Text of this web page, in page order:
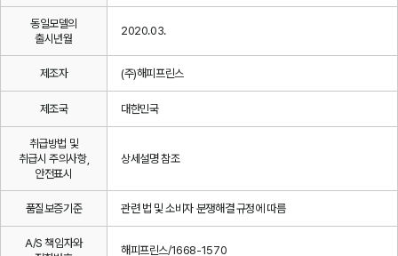
동일모델의
출시년월
2020.03.
제조자 (주)해피프린스
제조국 대한민국
취급방법 및
취급시 주의사항,
안전표시
상세설명 참조
품질보증기준 관련 법 및 소비자 분쟁해결 규정에 따름
A/S 책임자와
해피프린스/1668-1570